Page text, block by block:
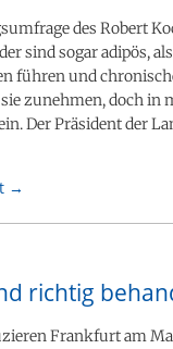
des Robert
sind sogar adipös,
führen und
zunehmen, doch in
Der Präsident der
→
richtig
Frankfurt am